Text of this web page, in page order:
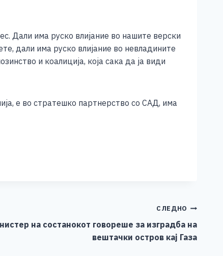
Дали има руско влијание во нашите верски
дали има руско влијание во невладините
и коалиција, која сака да ја види
е во стратешко партнерство со САД, има
СЛЕДНО
на состанокот говореше за изградба на
вештачки остров кај Газа